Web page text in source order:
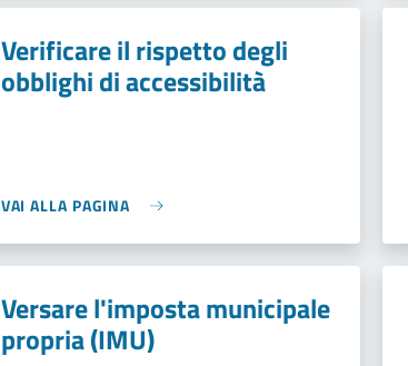
Verificare il rispetto degli
obblighi di accessibilità
VAI ALLA PAGINA
Versare l'imposta municipale
propria (IMU)